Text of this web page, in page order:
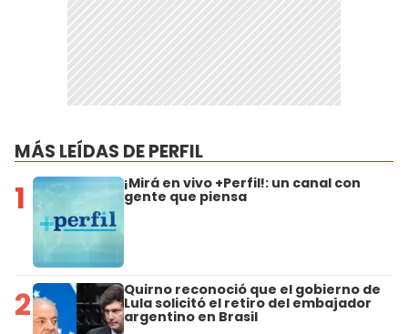
MÁS LEÍDAS DE PERFIL
1 ¡Mirá en vivo +Perfil!: un canal con
gente que piensa
2 Quirno reconoció que el gobierno de
Lula solicitó el retiro del embajador
argentino en Brasil